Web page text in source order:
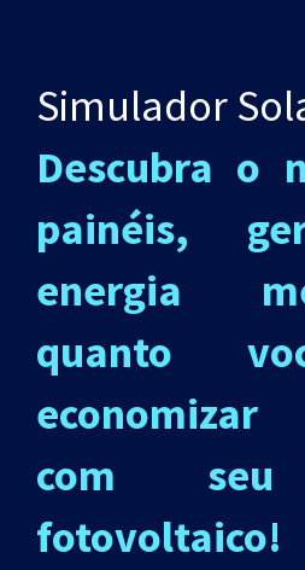
Simulador
Descubra o
painéis,
energia
quanto
com seu
fotovoltaico!